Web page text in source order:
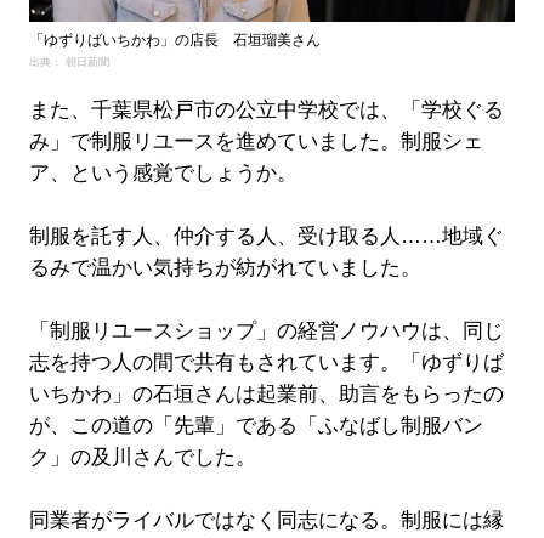
「ゆずりばいちかわ」の店長 石垣瑠美さん
出典： 朝日新聞
また、千葉県松戸市の公立中学校では、「学校ぐる
み」で制服リユースを進めていました。制服シェ
ア、という感覚でしょうか。
制服を託す人、仲介する人、受け取る人……地域ぐ
るみで温かい気持ちが紡がれていました。
「制服リユースショップ」の経営ノウハウは、同じ
志を持つ人の間で共有もされています。「ゆずりば
いちかわ」の石垣さんは起業前、助言をもらったの
が、この道の「先輩」である「ふなばし制服バン
ク」の及川さんでした。
同業者がライバルではなく同志になる。制服には縁